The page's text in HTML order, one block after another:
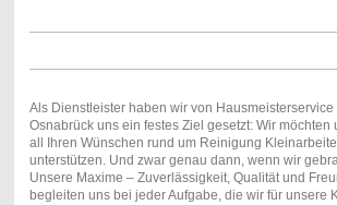
Als Dienstleister haben wir von
Osnabrück uns ein festes Ziel gesetzt: Wir möchten
all Ihren Wünschen rund um Reinigung
unterstützen. Und zwar genau dann, wenn wir
Unsere Maxime – Zuverlässigkeit, Qualität und
begleiten uns bei jeder Aufgabe, die wir für unsere